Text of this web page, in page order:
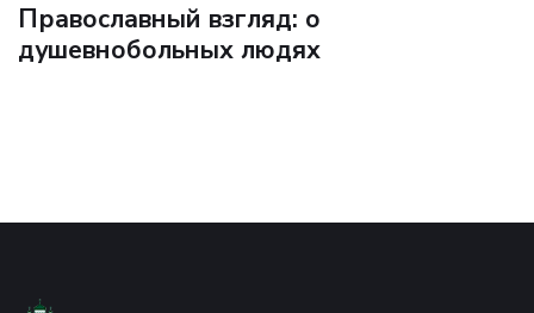
Православный взгляд: о
душевнобольных людях